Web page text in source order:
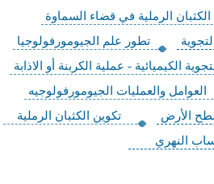
الرملية في قضاء السماوة
تطور علم الجيومورفولوجيا
الكيميائية - عملية الكربنة أو الاذابة
العوامل والعمليات الجيومورفولوجيه
الأرض
تكوين الكثبان الرملية
النهري